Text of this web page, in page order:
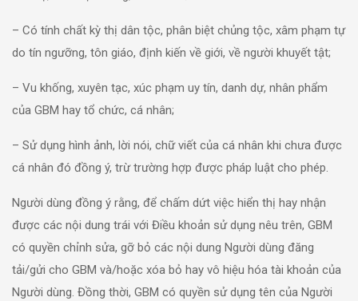
– Có tính chất kỳ thị dân tộc, phân biệt chủng tộc, xâm phạm tự
do tín ngưỡng, tôn giáo, định kiến về giới, về người khuyết tật;
– Vu khống, xuyên tạc, xúc phạm uy tín, danh dự, nhân phẩm
của GBM hay tổ chức, cá nhân;
– Sử dụng hình ảnh, lời nói, chữ viết của cá nhân khi chưa được
cá nhân đó đồng ý, trừ trường hợp được pháp luật cho phép.
Người dùng đồng ý rằng, để chấm dứt việc hiển thị hay nhận
được các nội dung trái với Điều khoản sử dụng nêu trên, GBM
có quyền chỉnh sửa, gỡ bỏ các nội dung Người dùng đăng
tải/gửi cho GBM và/hoặc xóa bỏ hay vô hiệu hóa tài khoản của
Người dùng. Đồng thời, GBM có quyền sử dụng tên của Người